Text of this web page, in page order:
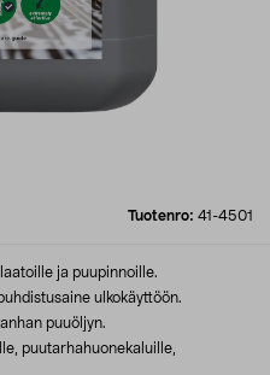
Tuotenro: 41-4501
ja puupinnoille.
ulkokäyttöön.
puuöljyn.
puutarhahuonekaluille,